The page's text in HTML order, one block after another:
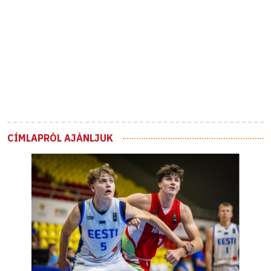
CÍMLAPRÓL AJÁNLJUK